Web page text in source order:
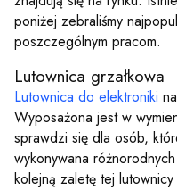
poniżej zebraliśmy
poszczególnym pracom.
Lutownica grzałkowa
Lutownica do elektroniki
Wyposażona jest w
sprawdzi się dla osób,
wykonywana
kolejną zaletę tej